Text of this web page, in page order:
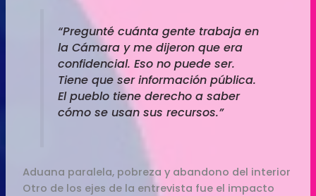
“Pregunté cuánta gente trabaja en
la Cámara y me dijeron que era
confidencial. Eso no puede ser.
Tiene que ser información pública.
El pueblo tiene derecho a saber
cómo se usan sus recursos.”
Aduana paralela, pobreza y abandono del interior
Otro de los ejes de la entrevista fue el impacto